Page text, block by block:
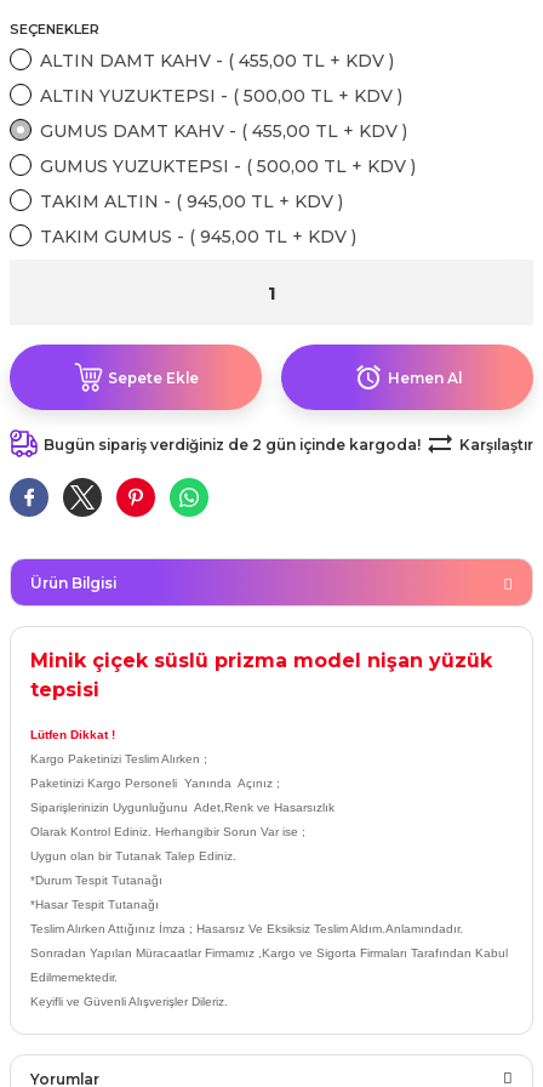
Veda Parti Malzemeleri
Süsleri (Halloween)
Süsleri
malzemeleri
dişim
Maskeleri
süsleri
Çorap
Malzemeleri
Taş Baskı Ürünleri
Ürünleri
SEÇENEKLER
ALTIN DAMT KAHV - ( 455,00 TL + KDV )
ALTIN YUZUKTEPSI - ( 500,00 TL + KDV )
GUMUS DAMT KAHV - ( 455,00 TL + KDV )
GUMUS YUZUKTEPSI - ( 500,00 TL + KDV )
TAKIM ALTIN - ( 945,00 TL + KDV )
TAKIM GUMUS - ( 945,00 TL + KDV )
Sepete Ekle Hemen Al
Bugün sipariş verdiğiniz de 2 gün içinde kargoda! Karşılaştır
Ürün Bilgisi
Minik çiçek süslü prizma model nişan yüzük
tepsisi
Lütfen Dikkat !
Kargo Paketinizi Teslim Alırken ;
Paketinizi Kargo Personeli Yanında Açınız ;
Siparişlerinizin Uygunluğunu Adet,Renk ve Hasarsızlık
Olarak Kontrol Ediniz. Herhangibir Sorun Var ise ;
Uygun olan bir Tutanak Talep Ediniz.
*Durum Tespit Tutanağı
*Hasar Tespit Tutanağı
Teslim Alırken Attığınız İmza ; Hasarsız Ve Eksiksiz Teslim Aldım.Anlamındadır.
Sonradan Yapılan Müracaatlar Firmamız ,Kargo ve Sigorta Firmaları Tarafından Kabul
Edilmemektedir.
Keyifli ve Güvenli Alışverişler Dileriz.
Yorumlar